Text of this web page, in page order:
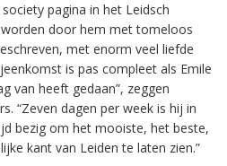
pagina in het Leidsch
door hem met tomeloos
met enorm veel liefde
is pas compleet als Emile
van heeft gedaan”, zeggen
“Zeven dagen per week is hij in
bezig om het mooiste, het beste,
kant van Leiden te laten zien.”